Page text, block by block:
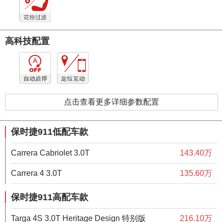
高科技配置
点击查看更多详细参数配置
保时捷911低配车款
Carrera Cabriolet 3.0T 143.40万
Carrera 4 3.0T 135.60万
保时捷911高配车款
Targa 4S 3.0T Heritage Design 特别版 216.10万